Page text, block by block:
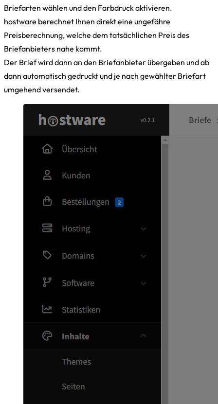
Briefarten wählen und den Farbdruck aktivieren.
hostware berechnet Ihnen direkt eine ungefähre
Preisberechnung, welche dem tatsächlichen Preis des
Briefanbieters nahe kommt.
Der Brief wird dann an den Briefanbieter übergeben und ab
dann automatisch gedruckt und je nach gewählter Briefart
umgehend versendet.